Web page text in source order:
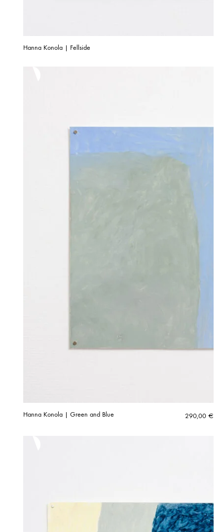
Hanna Konola | Fellside
Hanna Konola | Green and Blue 290,00 €